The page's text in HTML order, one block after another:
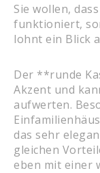
Sie wollen,
funktioniert,
lohnt ein Blick
Der **runde
Akzent und
aufwerten.
das sehr
gleichen
eben mit einer